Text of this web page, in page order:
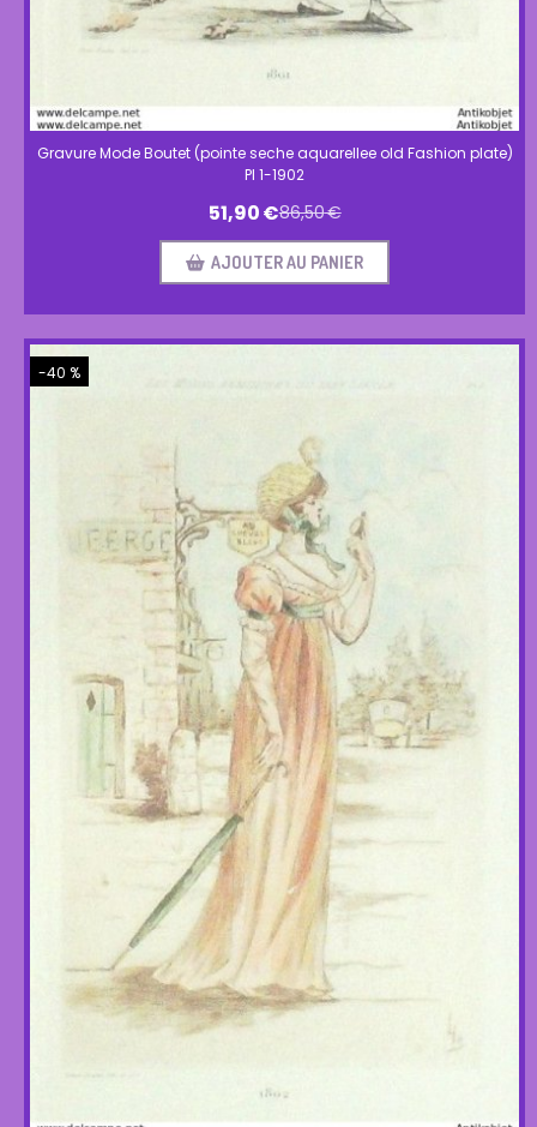
Gravure Mode Boutet (pointe seche aquarellee old Fashion plate)
Pl 1-1902
51,90€86,50€
AJOUTER AU PANIER
-40 %